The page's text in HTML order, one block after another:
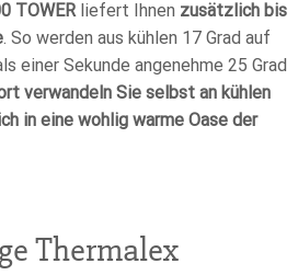
TOWERliefert Ihnen zusätzlich bis
. So werden aus kühlen 17 Grad auf
einer Sekunde angenehme 25 Grad
verwandeln Sie selbst an kühlen
in eine wohlig warme Oase der
Thermalex